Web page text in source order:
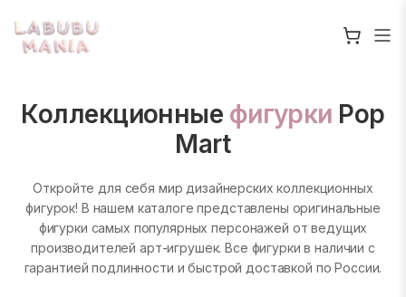
Коллекционные фигурки Pop
Mart
Откройте для себя мир дизайнерских коллекционных
фигурок! В нашем каталоге представлены оригинальные
фигурки самых популярных персонажей от ведущих
производителей арт-игрушек. Все фигурки в наличии с
гарантией подлинности и быстрой доставкой по России.